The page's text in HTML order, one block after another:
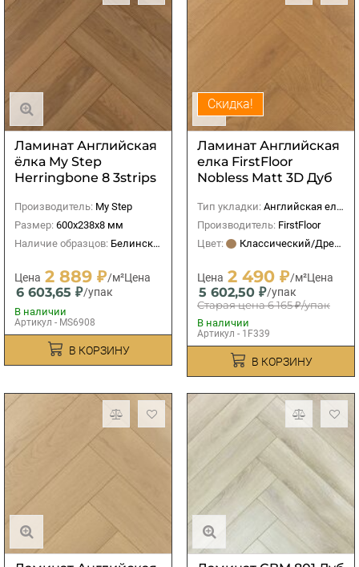
Ламинат Английская
ёлка My Step
Herringbone 8 3strips
Производитель: My Step
Размер: 600x238x8 мм
Наличие образцов: Белинского 61/1, СЦ Бекетов, ТРЦ Жар-Птица
Цена 2 889 ₽/м²Цена
6 603,65 ₽/упак
В наличии
Артикул - MS6908
В КОРЗИНУ
Скидка!
Ламинат Английская
елка FirstFloor
Nobless Matt 3D Дуб
Тип укладки: Английская елка
Производитель: FirstFloor
Цвет:
Классический/Древесный
Цена 2 490 ₽/м²Цена
5 602,50 ₽/упак
Старая цена6 165 ₽/упак
В наличии
Артикул - 1F339
В КОРЗИНУ